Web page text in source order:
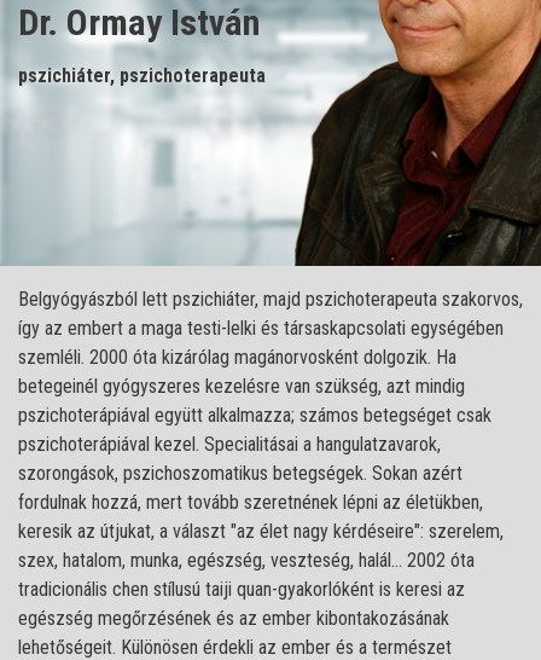
Dr. Ormay István
pszichiáter, pszichoterapeuta
Belgyógyászból lett pszichiáter, majd pszichoterapeuta szakorvos,
így az embert a maga testi-lelki és társaskapcsolati egységében
szemléli. 2000 óta kizárólag magánorvosként dolgozik. Ha
betegeinél gyógyszeres kezelésre van szükség, azt mindig
pszichoterápiával együtt alkalmazza; számos betegséget csak
pszichoterápiával kezel. Specialitásai a hangulatzavarok,
szorongások, pszichoszomatikus betegségek. Sokan azért
fordulnak hozzá, mert tovább szeretnének lépni az életükben,
keresik az útjukat, a választ "az élet nagy kérdéseire": szerelem,
szex, hatalom, munka, egészség, veszteség, halál… 2002 óta
tradicionális chen stílusú taiji quan-gyakorlóként is keresi az
egészség megőrzésének és az ember kibontakozásának
lehetőségeit. Különösen érdekli az ember és a természet